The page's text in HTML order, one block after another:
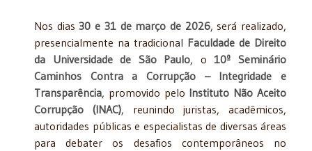
Nos dias30 e 31 de março de 2026, será realizado,
presencialmente na tradicional Faculdade de Direito
da Universidade de São Paulo, o 10º Seminário
Caminhos Contra a Corrupção – Integridade e
Transparência, promovido pelo Instituto Não Aceito
Corrupção (INAC), reunindo juristas, acadêmicos,
autoridades públicas e especialistas de diversas áreas
para debater os desafios contemporâneos no